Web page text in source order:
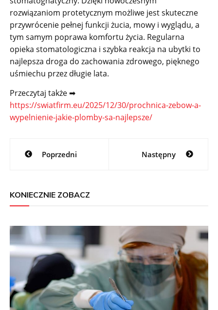
rozwiązaniom protetycznym możliwe jest skuteczne
przywrócenie pełnej funkcji żucia, mowy i wyglądu, a
tym samym poprawa komfortu życia. Regularna
opieka stomatologiczna i szybka reakcja na ubytki to
najlepsza droga do zachowania zdrowego, pięknego
uśmiechu przez długie lata.
Przeczytaj także ➡
https://swiatfirm.eu/2025/12/30/prochnica-zebow-a-
wypelnienie-jakie-plomby-sa-najlepsze/
Nawigacja
wpisuPoprzedni Następny
KONIECZNIE ZOBACZ